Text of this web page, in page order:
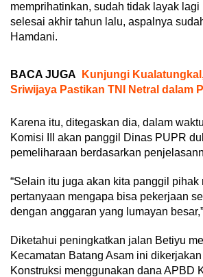
memprihatinkan, sudah tidak layak lagi
selesai akhir tahun lalu, aspalnya
Hamdani.
BACA JUGA
Kunjungi Kualatungkal,
Sriwijaya Pastikan TNI Netral dalam
Karena itu, ditegaskan dia, dalam
Komisi III akan panggil Dinas PUPR
pemeliharaan berdasarkan
“Selain itu juga akan kita panggil pihak
pertanyaan mengapa bisa pekerjaan
dengan anggaran yang lumayan
Diketahui peningkatkan jalan Betiyu
Kecamatan Batang Asam ini
Konstruksi menggunakan dana APBD